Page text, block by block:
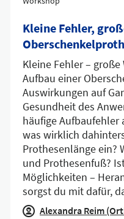
Kleine Fehler,
Kleine Fehler –
Aufbau einer
Auswirkungen auf
Gesundheit des
häufige Aufbaufehler
was wirklich
Prothesenlänge ein?
und Prothesenfuß?
Möglichkeiten –
sorgst du mit dafür,
Alexandra Reim